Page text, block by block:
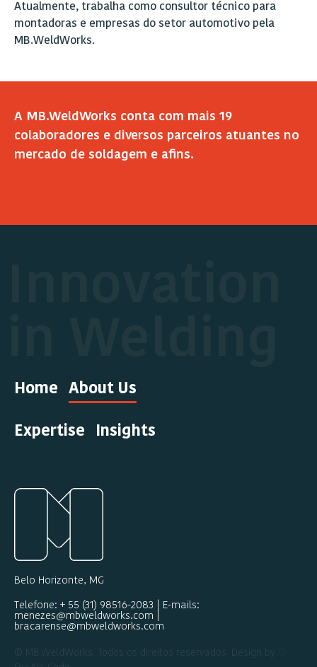
Atualmente, trabalha como consultor técnico para
montadoras e empresas do setor automotivo pela
MB.WeldWorks.
A MB.WeldWorks conta com mais 19
colaboradores e diversos parceiros atuantes no
mercado de soldagem e afins.
Home About Us
Expertise Insights
Belo Horizonte, MG
Telefone: + 55 (31) 98516-2083 | E-mails:
menezes@mbweldworks.com |
bracarense@mbweldworks.com
© MB.WeldWorks. Todos os direitos reservados. Design by ♡